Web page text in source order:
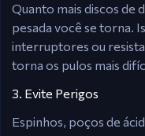
Quanto mais discos de
pesada você se torna.
interruptores ou
torna os pulos mais
3. Evite Perigos
Espinhos, poços de